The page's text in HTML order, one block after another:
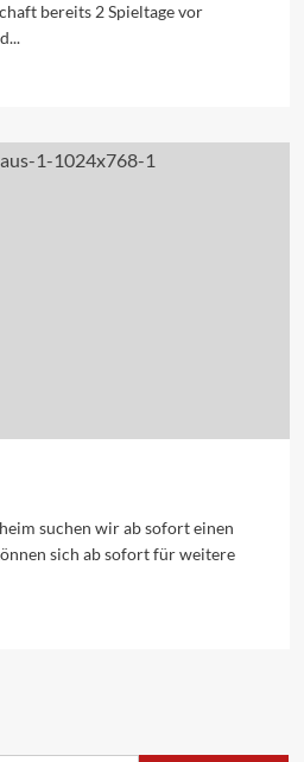
bereits 2 Spieltage vor
suchen wir ab sofort einen
sich ab sofort für weitere